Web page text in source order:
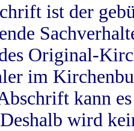
ist der
Original-
im
kann
wird